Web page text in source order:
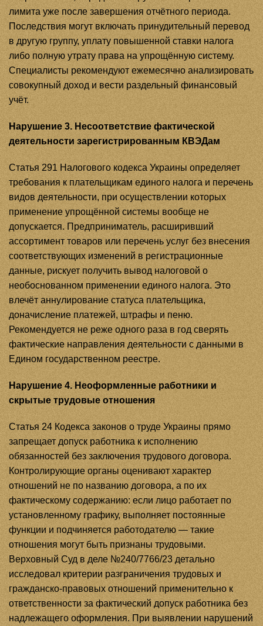
лимита уже после завершения отчётного периода.
Последствия могут включать принудительный перевод
в другую группу, уплату повышенной ставки налога
либо полную утрату права на упрощённую систему.
Специалисты рекомендуют ежемесячно анализировать
совокупный доход и вести раздельный финансовый
учёт.
Нарушение 3. Несоответствие фактической
деятельности зарегистрированным КВЭДам
Статья 291 Налогового кодекса Украины определяет
требования к плательщикам единого налога и перечень
видов деятельности, при осуществлении которых
применение упрощённой системы вообще не
допускается. Предприниматель, расширивший
ассортимент товаров или перечень услуг без внесения
соответствующих изменений в регистрационные
данные, рискует получить вывод налоговой о
необоснованном применении единого налога. Это
влечёт аннулирование статуса плательщика,
доначисление платежей, штрафы и пеню.
Рекомендуется не реже одного раза в год сверять
фактические направления деятельности с данными в
Едином государственном реестре.
Нарушение 4. Неоформленные работники и
скрытые трудовые отношения
Статья 24 Кодекса законов о труде Украины прямо
запрещает допуск работника к исполнению
обязанностей без заключения трудового договора.
Контролирующие органы оценивают характер
отношений не по названию договора, а по их
фактическому содержанию: если лицо работает по
установленному графику, выполняет постоянные
функции и подчиняется работодателю — такие
отношения могут быть признаны трудовыми.
Верховный Суд в деле №240/7766/23 детально
исследовал критерии разграничения трудовых и
гражданско-правовых отношений применительно к
ответственности за фактический допуск работника без
надлежащего оформления. При выявлении нарушений